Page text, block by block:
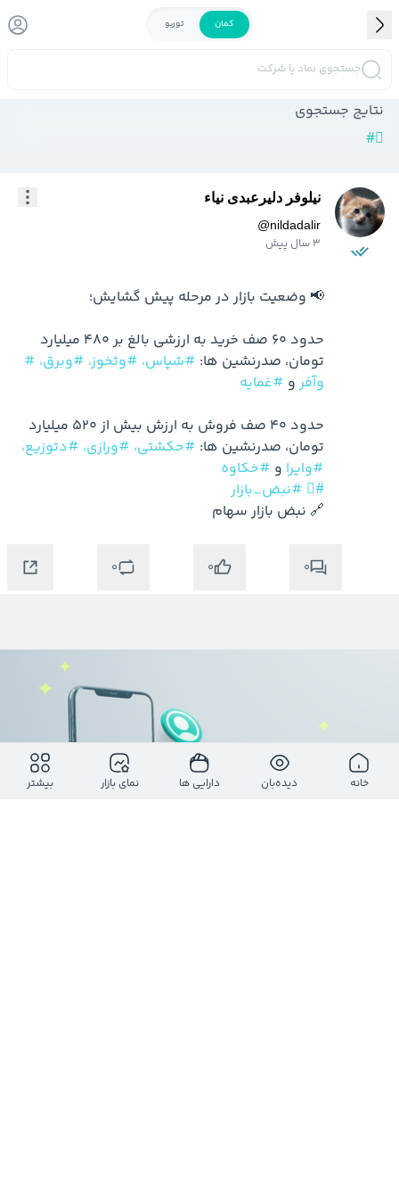
کمان توربو
جستجوی نماد یا شرکت
نتایج جستجوی
#
نیلوفر دلیرعبدی نیاء
@nildadalir
3 سال پیش
تومان، صدرنشین ها: #شپاس، #وثخوز، #وبرق، #
وآفر و #غمایه
تومان، صدرنشین ها: #حکشتی، #ورازی، #دتوزیع،
#وایرا و #خکاوه
#⃣ #نبض_بازار
🔗 نبض بازار سهام
0
0
0
خانه دیده‌بان دارایی ها نمای بازار بیشتر